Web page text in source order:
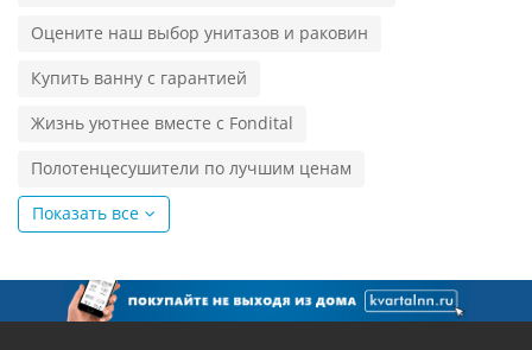
Оцените наш выбор унитазов и раковин
Купить ванну с гарантией
Жизнь уютнее вместе с Fondital
Полотенцесушители по лучшим ценам
Показать все